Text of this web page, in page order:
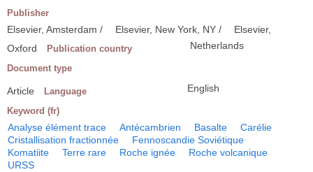
Publisher
Elsevier, Amsterdam / Elsevier, New York, NY /
Elsevier,
Oxford
Publication country Netherlands
Document type
Article Language English
Keyword (fr)
Analyse élément trace Antécambrien Basalte
Carélie
Cristallisation fractionnée
Fennoscandie Soviétique
Komatiite
Terre rare Roche ignée
Roche volcanique
URSS